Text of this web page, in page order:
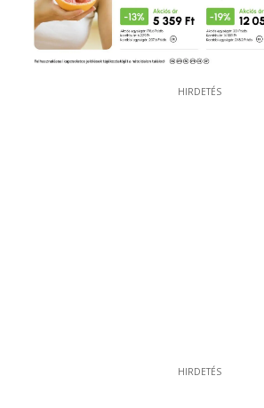
HIRDETÉS
HIRDETÉS